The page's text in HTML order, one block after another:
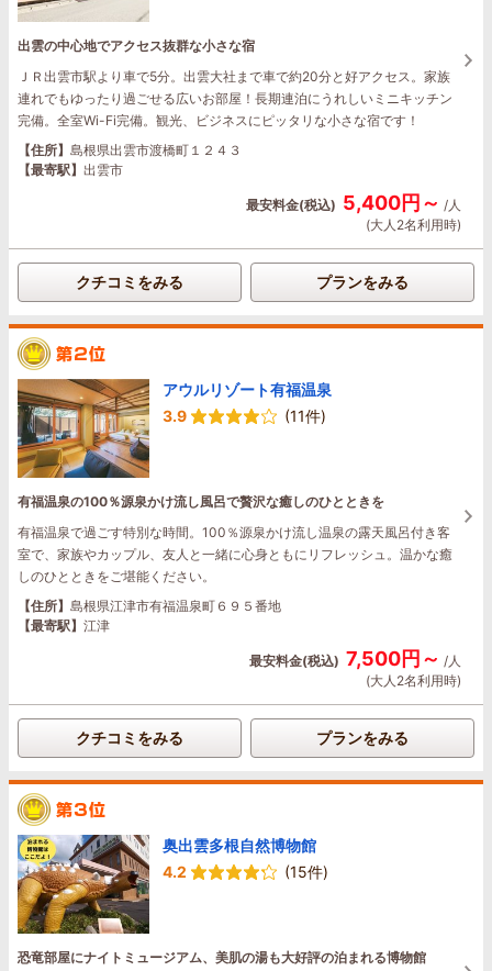
出雲の中心地でアクセス抜群な小さな宿
ＪＲ出雲市駅より車で5分。出雲大社まで車で約20分と好アクセス。家族
連れでもゆったり過ごせる広いお部屋！長期連泊にうれしいミニキッチン
完備。全室Wi-Fi完備。観光、ビジネスにピッタリな小さな宿です！
【住所】 島根県出雲市渡橋町１２４３
【最寄駅】 出雲市
最安料金(税込) 5,400円～ /人
(大人2名利用時)
クチコミをみる プランをみる
アウルリゾート有福温泉
3.9
(11件)
有福温泉の100％源泉かけ流し風呂で贅沢な癒しのひとときを
有福温泉で過ごす特別な時間。100％源泉かけ流し温泉の露天風呂付き客
室で、家族やカップル、友人と一緒に心身ともにリフレッシュ。温かな癒
しのひとときをご堪能ください。
【住所】 島根県江津市有福温泉町６９５番地
【最寄駅】 江津
最安料金(税込) 7,500円～ /人
(大人2名利用時)
クチコミをみる プランをみる
奥出雲多根自然博物館
4.2
(15件)
恐竜部屋にナイトミュージアム、美肌の湯も大好評の泊まれる博物館